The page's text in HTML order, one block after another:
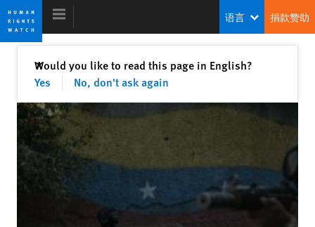
Skip
to
cookie
privacy
Skip
to
main
content
2020 世界人权报告
中国对全球人权的威胁
肯尼思・罗斯
前任执行长
语言 捐款赞助
Would you like to read this page in English?
Yes
No, don't ask again
✕关闭